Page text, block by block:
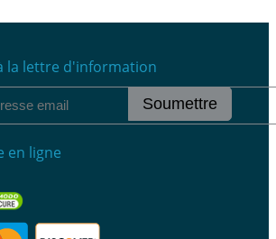
la lettre d'information
Soumettre
en ligne